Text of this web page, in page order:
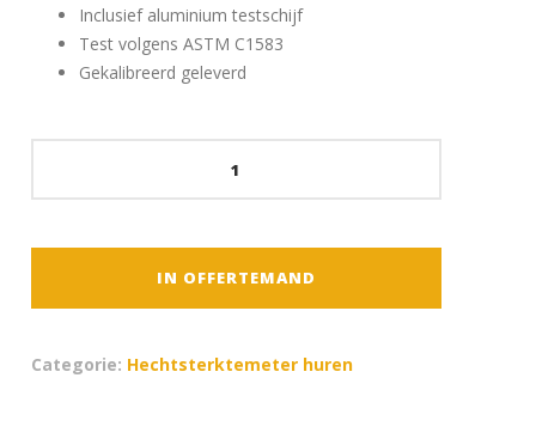
Inclusief aluminium testschijf
Test volgens ASTM C1583
Gekalibreerd geleverd
IN OFFERTEMAND
Categorie: Hechtsterktemeter huren